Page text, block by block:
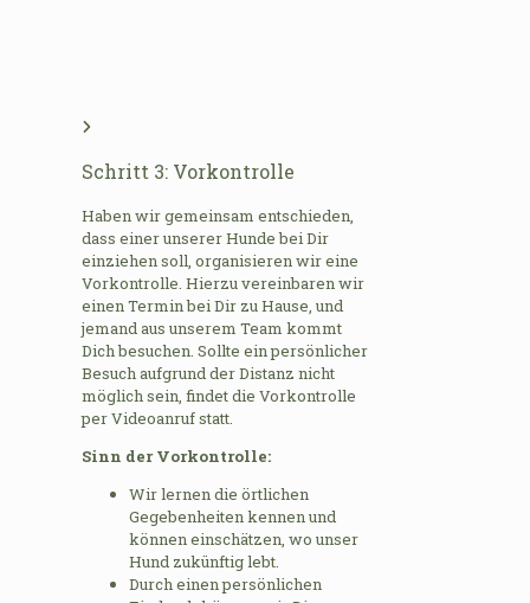
Schritt 3: Vorkontrolle
Haben wir gemeinsam entschieden,
dass einer unserer Hunde bei Dir
einziehen soll, organisieren wir eine
Vorkontrolle. Hierzu vereinbaren wir
einen Termin bei Dir zu Hause, und
jemand aus unserem Team kommt
Dich besuchen. Sollte ein persönlicher
Besuch aufgrund der Distanz nicht
möglich sein, findet die Vorkontrolle
per Videoanruf statt.
Sinn der Vorkontrolle:
Wir lernen die örtlichen
Gegebenheiten kennen und
können einschätzen, wo unser
Hund zukünftig lebt.
Durch einen persönlichen